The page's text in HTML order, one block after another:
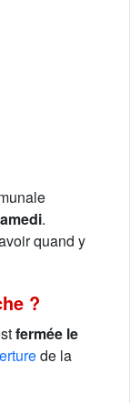
.
quand y
?
fermée le
de la